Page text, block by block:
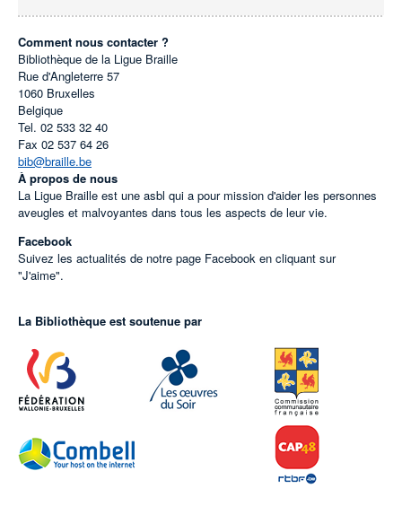
Comment nous contacter ?
Bibliothèque de la Ligue Braille
Rue d'Angleterre 57
1060 Bruxelles
Belgique
Tel. 02 533 32 40
Fax 02 537 64 26
bib@braille.be
À propos de nous
La Ligue Braille est une asbl qui a pour mission d'aider les personnes
aveugles et malvoyantes dans tous les aspects de leur vie.
Facebook
Suivez les actualités de notre page Facebook en cliquant sur
"J'aime".
La Bibliothèque est soutenue par